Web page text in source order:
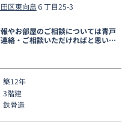
区東向島６丁目25-3
やお部屋のご相談については青戸
絡・ご相談いただければと思いま
築12年
3階建
鉄骨造